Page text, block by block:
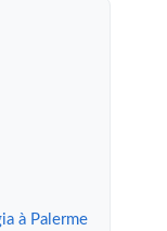
à Palerme